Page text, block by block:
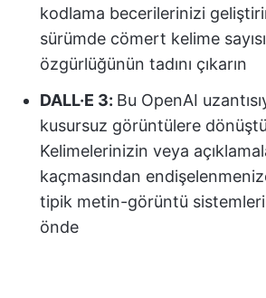
kodlama becerilerinizi
sürümde cömert kelime sayısı
özgürlüğünün tadını çıkarın
DALL·E 3: Bu OpenAI
kusursuz görüntülere
Kelimelerinizin veya
kaçmasından
tipik metin-görüntü
önde